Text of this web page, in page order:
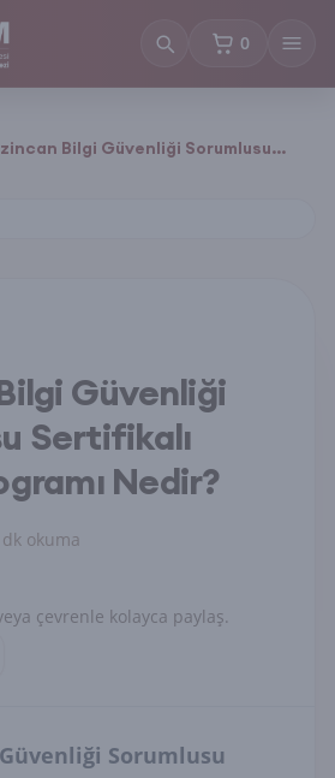
0
sepetteki
Bilgi Güvenliği Sorumlusu
Güvenliği
Sertifikalı
Nedir?
okuma
çevrenle kolayca paylaş.
Sorumlusu